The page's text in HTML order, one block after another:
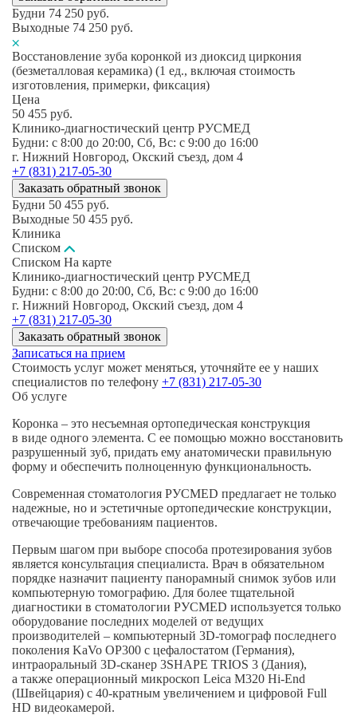
Будни 74 250 руб.
Выходные 74 250 руб.
Восстановление зуба коронкой из диоксид циркония
(безметалловая керамика) (1 ед., включая стоимость
изготовления, примерки, фиксация)
Цена
50 455 руб.
Клинико-диагностический центр РУСМЕД
Будни: c 8:00 до 20:00, Сб, Вс: c 9:00 до 16:00
г. Нижний Новгород, Окский съезд, дом 4
+7 (831) 217-05-30
Заказать обратный звонок
Будни 50 455 руб.
Выходные 50 455 руб.
Клиника
Списком
Списком На карте
Клинико-диагностический центр РУСМЕД
Будни: c 8:00 до 20:00, Сб, Вс: c 9:00 до 16:00
г. Нижний Новгород, Окский съезд, дом 4
+7 (831) 217-05-30
Заказать обратный звонок
Записаться на прием
Стоимость услуг может меняться, уточняйте ее у наших
специалистов по телефону +7 (831) 217-05-30
Об услуге
Коронка – это несъемная ортопедическая конструкция
в виде одного элемента. С ее помощью можно восстановить
разрушенный зуб, придать ему анатомически правильную
форму и обеспечить полноценную функциональность.
Современная стоматология РУСMED предлагает не только
надежные, но и эстетичные ортопедические конструкции,
отвечающие требованиям пациентов.
Первым шагом при выборе способа протезирования зубов
является консультация специалиста. Врач в обязательном
порядке назначит пациенту панорамный снимок зубов или
компьютерную томографию. Для более тщательной
диагностики в стоматологии РУСMED используется только
оборудование последних моделей от ведущих
производителей – компьютерный 3D-томограф последнего
поколения KaVo OP300 с цефалостатом (Германия),
интраоральный 3D-сканер 3SHAPE TRIOS 3 (Дания),
а также операционный микроскоп Leica M320 Hi-End
(Швейцария) с 40-кратным увеличением и цифровой Full
HD видеокамерой.